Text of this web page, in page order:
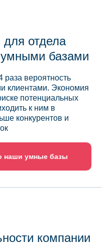
для отдела
базами
раза вероятность
клиентами. Экономия
потенциальных
к ним в
конкурентов и
наши умные базы
компании